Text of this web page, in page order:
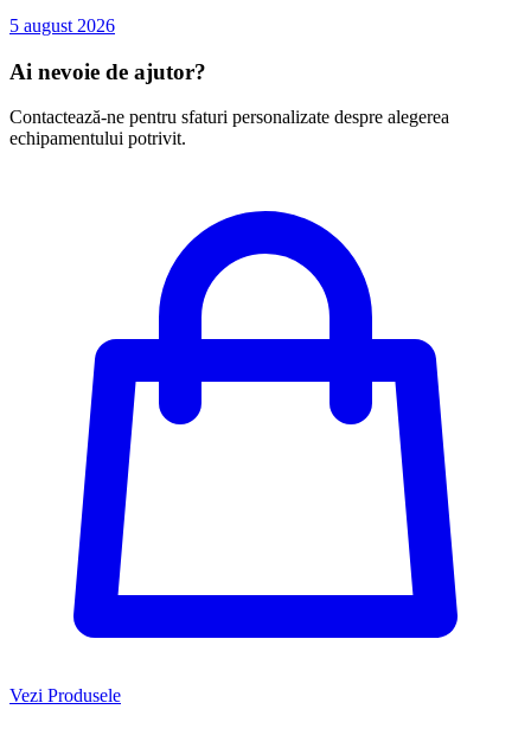
5 august 2026
Ai nevoie de ajutor?
Contactează-ne pentru sfaturi personalizate despre alegerea
echipamentului potrivit.
Vezi Produsele